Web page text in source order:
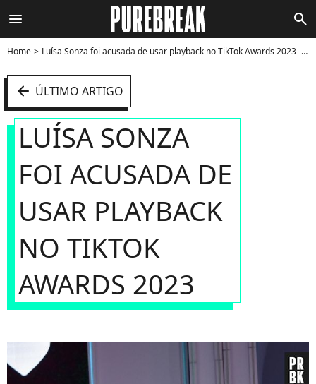
menu search
Home Luísa Sonza foi acusada de usar playback no TikTok Awards 2023 - Foto
arrow_left ÚLTIMO ARTIGO
LUÍSA SONZA
FOI ACUSADA DE
USAR PLAYBACK
NO TIKTOK
AWARDS 2023